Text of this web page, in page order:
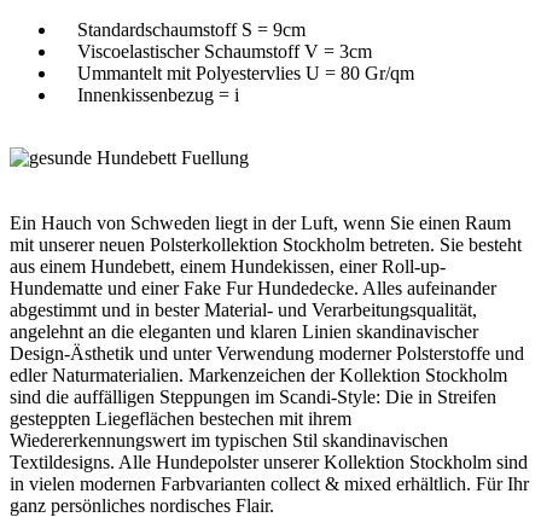
Standardschaumstoff S = 9cm
Viscoelastischer Schaumstoff V = 3cm
Ummantelt mit Polyestervlies U = 80 Gr/qm
Innenkissenbezug = i
Ein Hauch von Schweden liegt in der Luft, wenn Sie einen Raum
mit unserer neuen Polsterkollektion Stockholm betreten. Sie besteht
aus einem Hundebett, einem Hundekissen, einer Roll-up-
Hundematte und einer Fake Fur Hundedecke. Alles aufeinander
abgestimmt und in bester Material- und Verarbeitungsqualität,
angelehnt an die eleganten und klaren Linien skandinavischer
Design-Ästhetik und unter Verwendung moderner Polsterstoffe und
edler Naturmaterialien. Markenzeichen der Kollektion Stockholm
sind die auffälligen Steppungen im Scandi-Style: Die in Streifen
gesteppten Liegeflächen bestechen mit ihrem
Wiedererkennungswert im typischen Stil skandinavischen
Textildesigns. Alle Hundepolster unserer Kollektion Stockholm sind
in vielen modernen Farbvarianten collect & mixed erhältlich. Für Ihr
ganz persönliches nordisches Flair.